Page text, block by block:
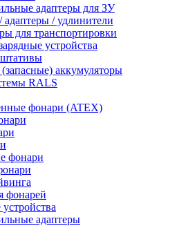
адаптеры для ЗУ
адаптеры / удлинители
для транспортировки
устройства
аккумуляторы
RALS
фонари (ATEX)
фонари
фонарей
адаптеры